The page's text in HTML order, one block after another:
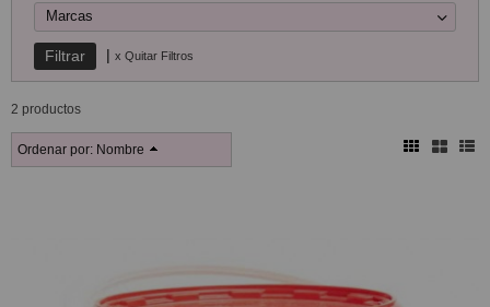
Marcas
| x Quitar Filtros
2 productos
Ordenar por: Nombre